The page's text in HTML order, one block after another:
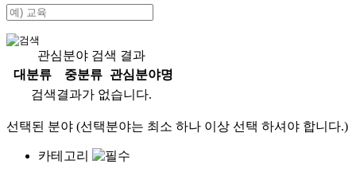
관심분야 검색 결과
대분류
중분류
관심분야명
검색결과가 없습니다.
선택된 분야 (선택분야는 최소 하나 이상 선택 하셔야 합니다.)
카테고리